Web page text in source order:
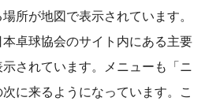
所が地図で表示されています。
卓球協会のサイト内にある主要
されています。メニューも「ニ
に来るようになっています。こ